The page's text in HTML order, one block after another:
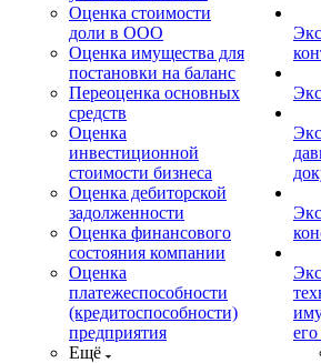
Оценка стоимости
доли в ООО
Оценка имущества для
постановки на баланс
Переоценка основных
средств
Оценка
инвестиционной
стоимости бизнеса
Оценка дебиторской
задолженности
Оценка финансового
состояния компании
Оценка
платежеспособности
(кредитоспособности)
предприятия
Ещё